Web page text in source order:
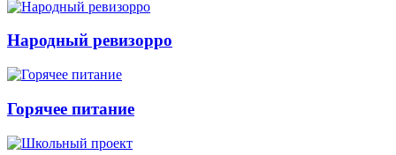
Народный ревизорро
Горячее питание